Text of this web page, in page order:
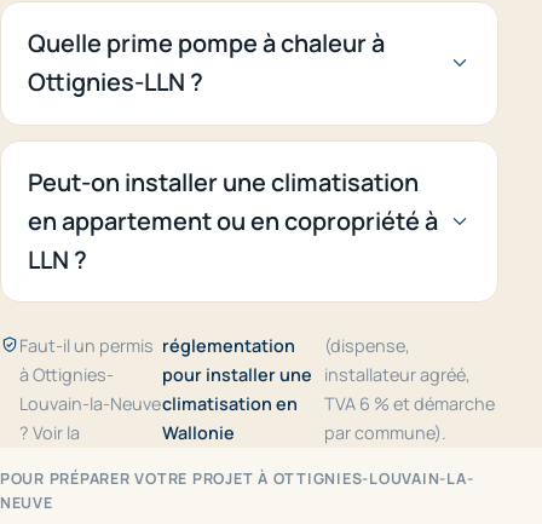
Quelle prime pompe à chaleur à
Ottignies-LLN ?
Peut-on installer une climatisation
en appartement ou en copropriété à
LLN ?
Faut-il un permis
à Ottignies-
Louvain-la-Neuve
? Voir la
réglementation
pour installer une
climatisation en
Wallonie
(dispense,
installateur agréé,
TVA 6 % et démarche
par commune).
POUR PRÉPARER VOTRE PROJET À OTTIGNIES-LOUVAIN-LA-
NEUVE